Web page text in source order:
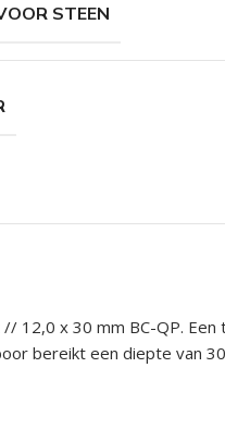
STEEN
x 30 mm BC-QP.
bereikt een diepte van